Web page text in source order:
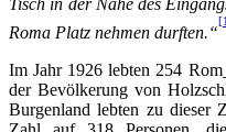
Roma Platz nehmen durften.“
Im Jahr 1926 lebten 254
der Bevölkerung von
Burgenland lebten zu dieser